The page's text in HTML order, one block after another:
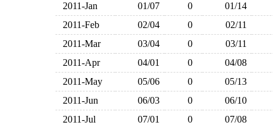
2011-Jan 01/07 0
01/14
2011-Feb
02/04 0
02/11
2011-Mar
03/04 0
03/11
2011-Apr
04/01 0
04/08
2011-May
05/06 0
05/13
2011-Jun
06/03 0
06/10
2011-Jul
07/01 0
07/08